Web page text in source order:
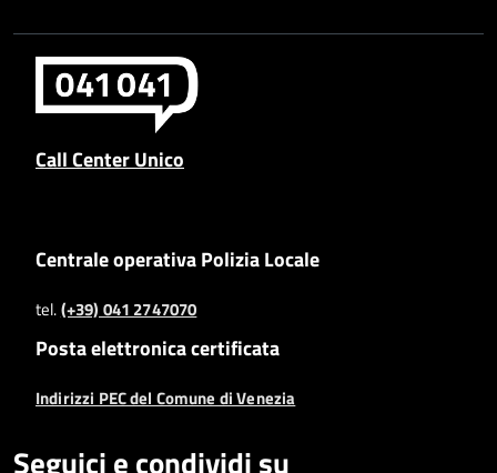
Call Center Unico
Centrale operativa Polizia Locale
tel.(+39) 041 2747070
Posta elettronica certificata
Indirizzi PEC del Comune di Venezia
Seguici e condividi su